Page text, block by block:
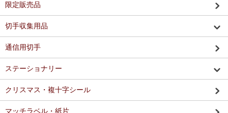
限定販売品
切手収集用品
通信用切手
ステーショナリー
クリスマス・複十字シール
マッチラベル・紙片